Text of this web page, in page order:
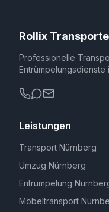
Rollix Transporte
Professionelle
Leistungen
Transport Nürnberg
Umzug Nürnberg
Entrümpelung
Möbeltransport